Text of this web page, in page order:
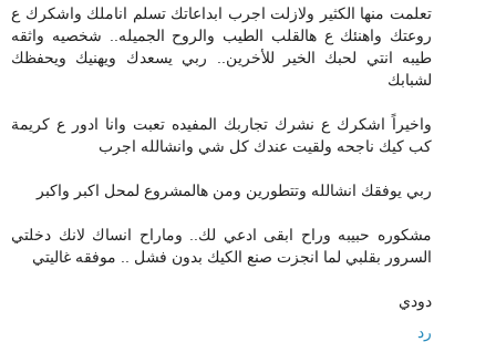
تعلمت منها الكثير ولازلت اجرب ابداعاتك تسلم اناملك واشكرك ع
روعتك واهنئك ع هالقلب الطيب والروح الجميله.. شخصيه واثقه
طيبه انتي لحبك الخير للأخرين.. ربي يسعدك ويهنيك ويحفظك
لشبابك
واخيراً اشكرك ع نشرك تجاربك المفيده تعبت وانا ادور ع كريمة
كب كيك ناجحه ولقيت عندك كل شي وانشالله اجرب
ربي يوفقك انشالله وتتطورين ومن هالمشروع لمحل اكبر واكبر
مشكوره حبيبه وراح ابقى ادعي لك.. وماراح انساك لانك دخلتي
السرور بقلبي لما انجزت صنع الكيك بدون فشل .. موفقه غاليتي
دودي
رد